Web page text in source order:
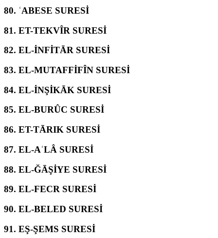
80. ʿABESE SURESİ
81. ET-TEKVÎR SURESİ
82. EL-İNFİTĀR SURESİ
83. EL-MUTAFFİFÎN SURESİ
84. EL-İNŞİKĀK SURESİ
85. EL-BURÛC SURESİ
86. ET-TĀRIK SURESİ
87. EL-AʿLÂ SURESİ
88. EL-ĞĀŞİYE SURESİ
89. EL-FECR SURESİ
90. EL-BELED SURESİ
91. EŞ-ŞEMS SURESİ